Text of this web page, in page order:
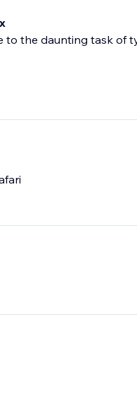
the daunting task of